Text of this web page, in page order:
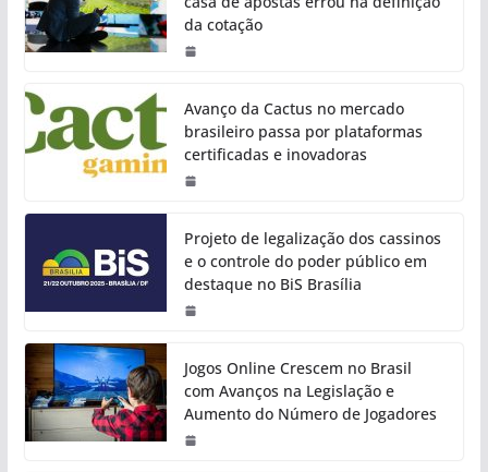
da cotação
Avanço da Cactus no mercado
brasileiro passa por plataformas
certificadas e inovadoras
Projeto de legalização dos cassinos
e o controle do poder público em
destaque no BiS Brasília
Jogos Online Crescem no Brasil
com Avanços na Legislação e
Aumento do Número de Jogadores